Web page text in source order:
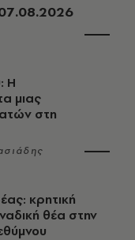
Η
μιας
στη
κρητική
θέα στην